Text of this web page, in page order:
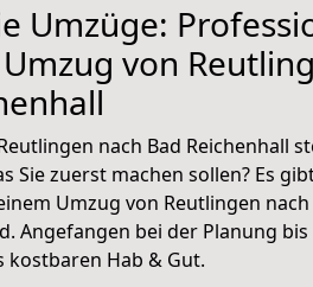
Umzüge:
von
nach Bad Reichenhall
Sie zuerst machen sollen? Es
Umzug von Reutlingen nach
Angefangen bei der Planung
kostbaren Hab & Gut.